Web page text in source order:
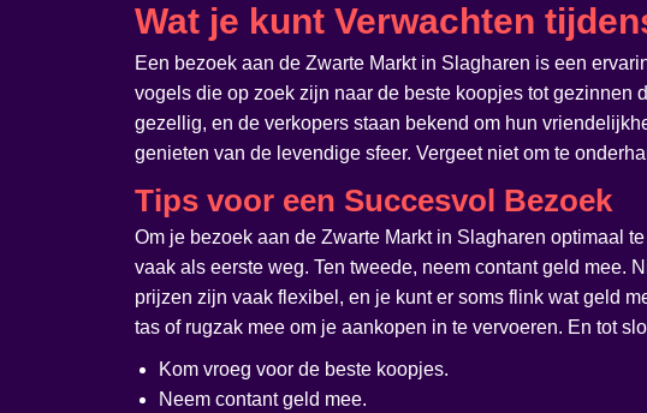
Wat je kunt Verwachten
Een bezoek aan de Zwarte Markt in Slagharen is een
vogels die op zoek zijn naar de beste koopjes tot gezinnen
gezellig, en de verkopers staan bekend om hun
genieten van de levendige sfeer. Vergeet niet om te
Tips voor een Succesvol Bezoek
Om je bezoek aan de Zwarte Markt in Slagharen optimaal
vaak als eerste weg. Ten tweede, neem contant geld mee.
prijzen zijn vaak flexibel, en je kunt er soms flink wat geld
tas of rugzak mee om je aankopen in te vervoeren. En tot
Kom vroeg voor de beste koopjes.
Neem contant geld mee.